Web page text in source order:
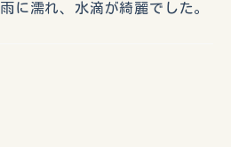
に濡れ、水滴が綺麗でした。